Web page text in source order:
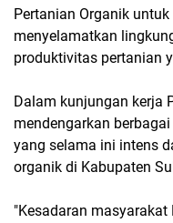
Pertanian Organik
menyelamatkan
produktivitas pertanian
Dalam kunjungan kerja
mendengarkan
yang selama ini intens
organik di Kabupaten
"Kesadaran